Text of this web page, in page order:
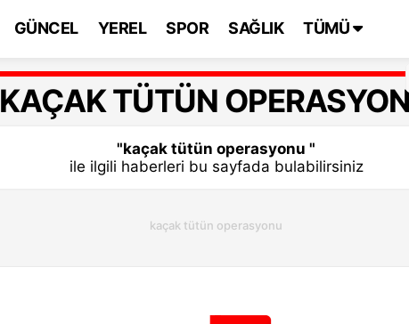
GÜNCEL YEREL SPOR SAĞLIK TÜMÜ
KAÇAK TÜTÜN
"kaçak tütün operasyonu "
ile ilgili haberleri bu sayfada bulabilirsiniz
kaçak tütün operasyonu